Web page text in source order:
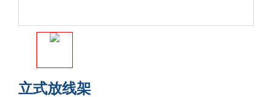
立式放线架